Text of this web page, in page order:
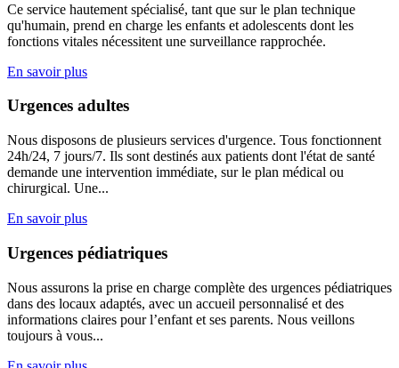
Ce service hautement spécialisé, tant que sur le plan technique
qu'humain, prend en charge les enfants et adolescents dont les
fonctions vitales nécessitent une surveillance rapprochée.
En savoir plus
Urgences adultes
Nous disposons de plusieurs services d'urgence. Tous fonctionnent
24h/24, 7 jours/7. Ils sont destinés aux patients dont l'état de santé
demande une intervention immédiate, sur le plan médical ou
chirurgical. Une...
En savoir plus
Urgences pédiatriques
Nous assurons la prise en charge complète des urgences pédiatriques
dans des locaux adaptés, avec un accueil personnalisé et des
informations claires pour l’enfant et ses parents. Nous veillons
toujours à vous...